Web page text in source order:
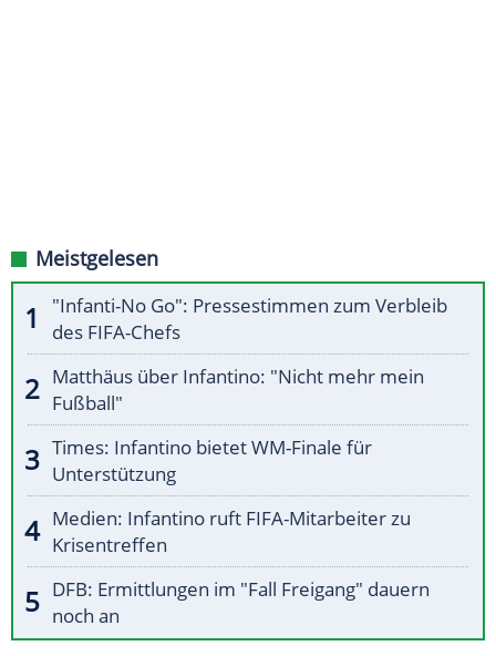
Meistgelesen
"Infanti-No Go": Pressestimmen zum Verbleib
des FIFA-Chefs
Matthäus über Infantino: "Nicht mehr mein
Fußball"
Times: Infantino bietet WM-Finale für
Unterstützung
Medien: Infantino ruft FIFA-Mitarbeiter zu
Krisentreffen
DFB: Ermittlungen im "Fall Freigang" dauern
noch an